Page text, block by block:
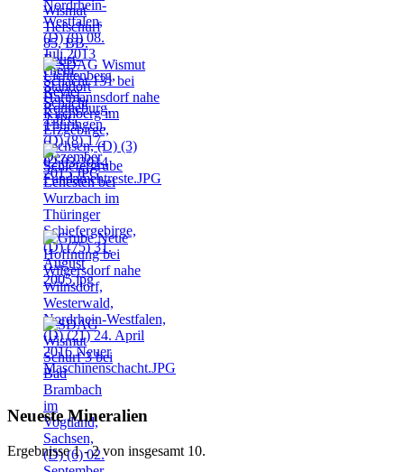
Neueste Mineralien
Ergebnisse 1 - 2 von insgesamt 10.